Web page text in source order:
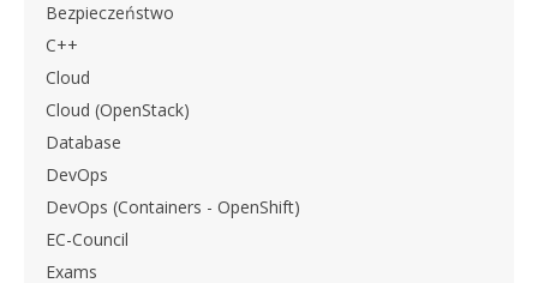
Bezpieczeństwo
C++
Cloud
Cloud (OpenStack)
Database
DevOps
DevOps (Containers - OpenShift)
EC-Council
Exams